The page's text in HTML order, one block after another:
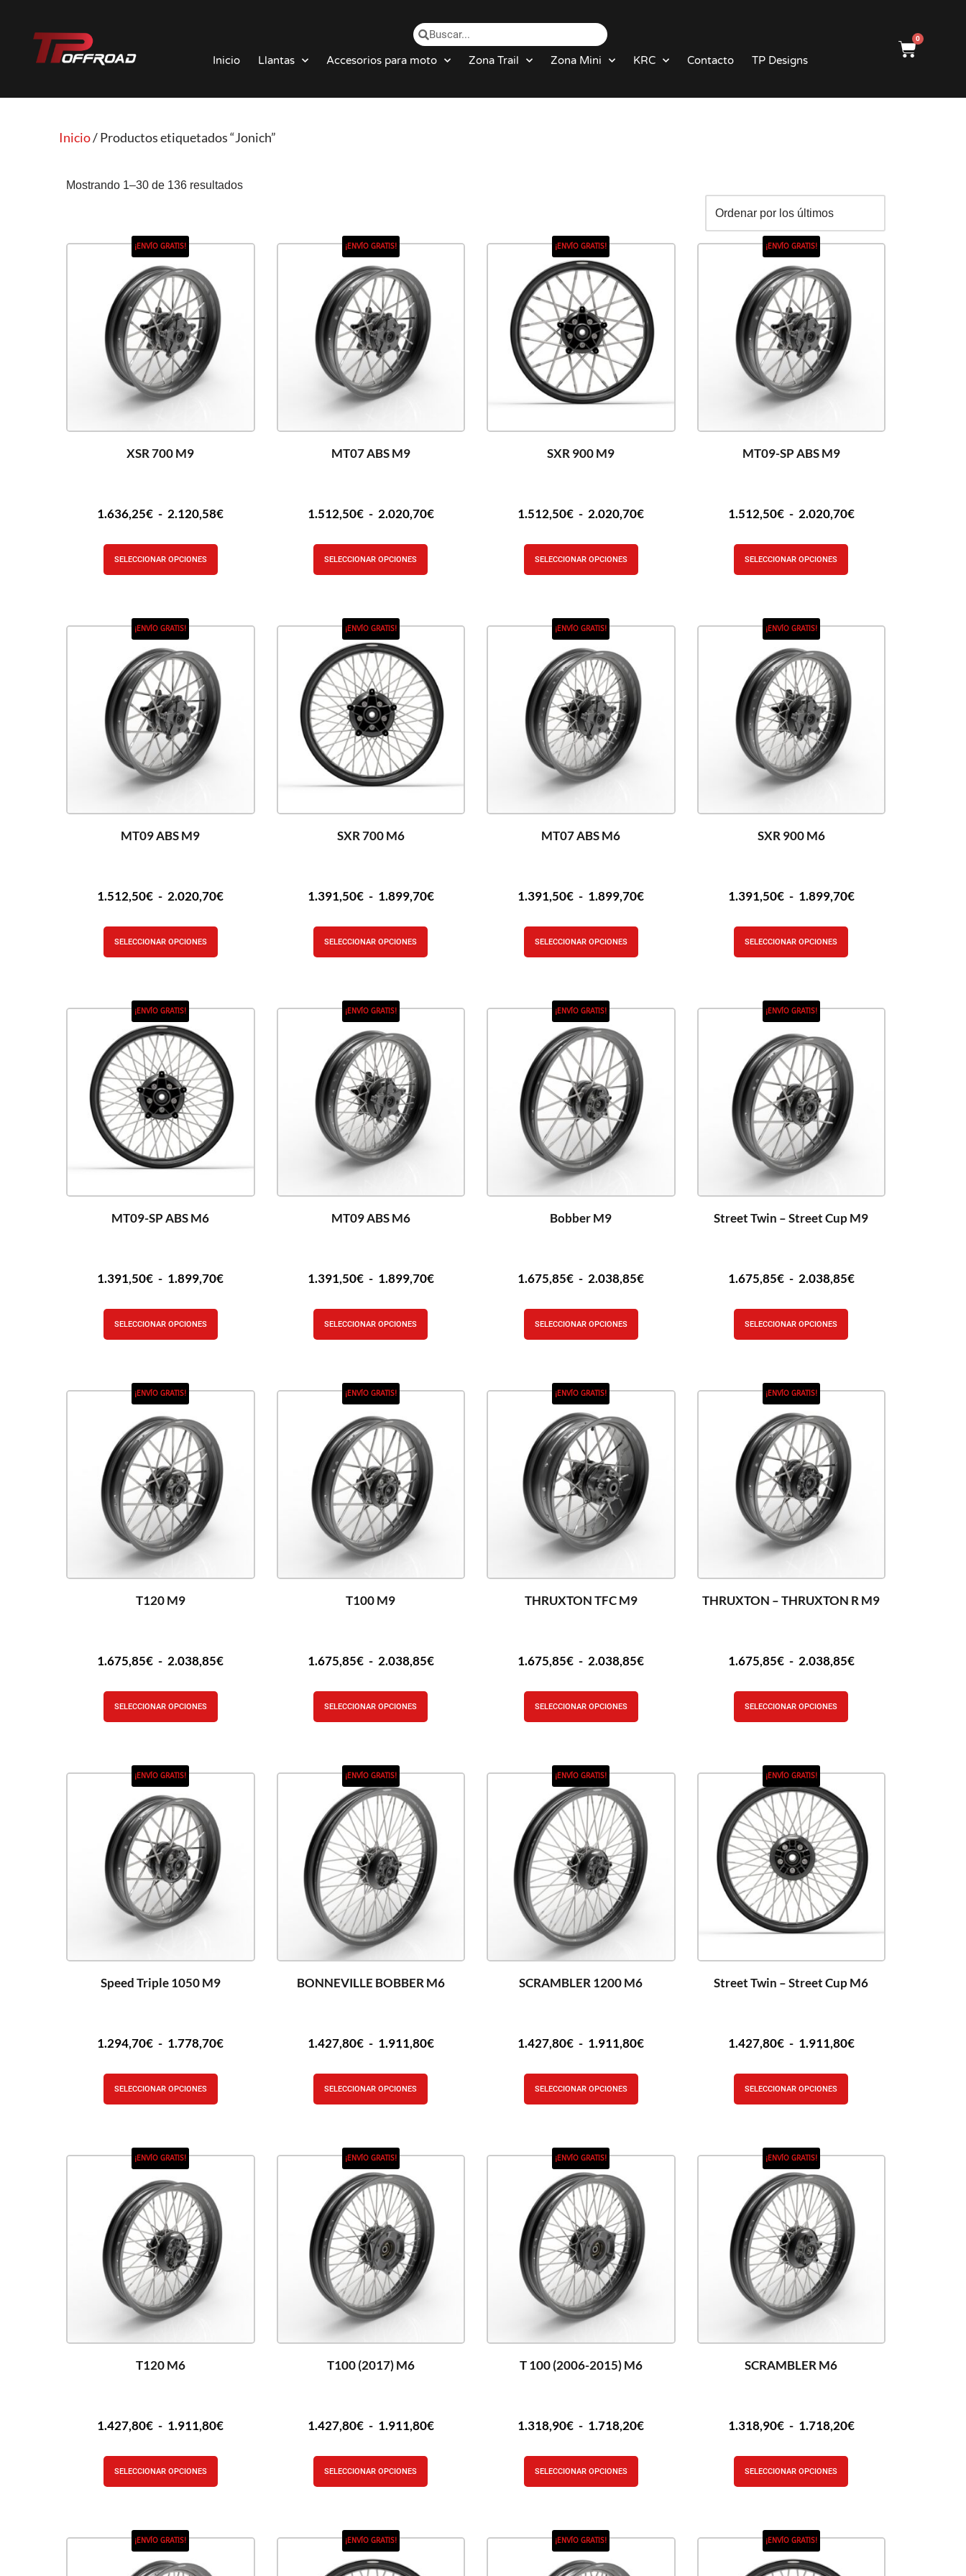
Saltar
Inicio Llantas Accesorios para moto Zona Trail Zona Mini KRC Contacto TP Designs
0
Inicio/ Productos etiquetados “Jonich”
Mostrando 1–30 de 136 resultados
¡ENVÍO GRATIS!
XSR 700 M9
1.636,25€ - 2.120,58€
SELECCIONAR OPCIONES
¡ENVÍO GRATIS!
MT07 ABS M9
1.512,50€ - 2.020,70€
SELECCIONAR OPCIONES
¡ENVÍO GRATIS!
SXR 900 M9
1.512,50€ - 2.020,70€
SELECCIONAR OPCIONES
¡ENVÍO GRATIS!
MT09-SP ABS M9
1.512,50€ - 2.020,70€
SELECCIONAR OPCIONES
¡ENVÍO GRATIS!
MT09 ABS M9
1.512,50€ - 2.020,70€
SELECCIONAR OPCIONES
¡ENVÍO GRATIS!
SXR 700 M6
1.391,50€ - 1.899,70€
SELECCIONAR OPCIONES
¡ENVÍO GRATIS!
MT07 ABS M6
1.391,50€ - 1.899,70€
SELECCIONAR OPCIONES
¡ENVÍO GRATIS!
SXR 900 M6
1.391,50€ - 1.899,70€
SELECCIONAR OPCIONES
¡ENVÍO GRATIS!
MT09-SP ABS M6
1.391,50€ - 1.899,70€
SELECCIONAR OPCIONES
¡ENVÍO GRATIS!
MT09 ABS M6
1.391,50€ - 1.899,70€
SELECCIONAR OPCIONES
¡ENVÍO GRATIS!
Bobber M9
1.675,85€ - 2.038,85€
SELECCIONAR OPCIONES
¡ENVÍO GRATIS!
Street Twin – Street Cup M9
1.675,85€ - 2.038,85€
SELECCIONAR OPCIONES
¡ENVÍO GRATIS!
T120 M9
1.675,85€ - 2.038,85€
SELECCIONAR OPCIONES
¡ENVÍO GRATIS!
T100 M9
1.675,85€ - 2.038,85€
SELECCIONAR OPCIONES
¡ENVÍO GRATIS!
THRUXTON TFC M9
1.675,85€ - 2.038,85€
SELECCIONAR OPCIONES
¡ENVÍO GRATIS!
THRUXTON – THRUXTON R M9
1.675,85€ - 2.038,85€
SELECCIONAR OPCIONES
¡ENVÍO GRATIS!
Speed Triple 1050 M9
1.294,70€ - 1.778,70€
SELECCIONAR OPCIONES
¡ENVÍO GRATIS!
BONNEVILLE BOBBER M6
1.427,80€ - 1.911,80€
SELECCIONAR OPCIONES
¡ENVÍO GRATIS!
SCRAMBLER 1200 M6
1.427,80€ - 1.911,80€
SELECCIONAR OPCIONES
¡ENVÍO GRATIS!
Street Twin – Street Cup M6
1.427,80€ - 1.911,80€
SELECCIONAR OPCIONES
¡ENVÍO GRATIS!
T120 M6
1.427,80€ - 1.911,80€
SELECCIONAR OPCIONES
¡ENVÍO GRATIS!
T100 (2017) M6
1.427,80€ - 1.911,80€
SELECCIONAR OPCIONES
¡ENVÍO GRATIS!
T 100 (2006-2015) M6
1.318,90€ - 1.718,20€
SELECCIONAR OPCIONES
¡ENVÍO GRATIS!
SCRAMBLER M6
1.318,90€ - 1.718,20€
SELECCIONAR OPCIONES
¡ENVÍO GRATIS! ¡ENVÍO GRATIS! ¡ENVÍO GRATIS! ¡ENVÍO GRATIS!